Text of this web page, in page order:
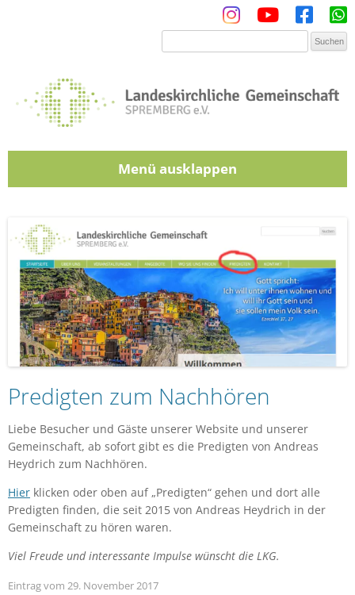
Menü
Predigten zum Nachhören
Liebe Besucher und Gäste unserer Website und unserer
Gemeinschaft, ab sofort gibt es die Predigten von Andreas
Heydrich zum Nachhören.
Hier klicken oder oben auf „Predigten“ gehen und dort alle
Predigten finden, die seit 2015 von Andreas Heydrich in der
Gemeinschaft zu hören waren.
Viel Freude und interessante Impulse wünscht die LKG.
Eintrag vom 29. November 2017